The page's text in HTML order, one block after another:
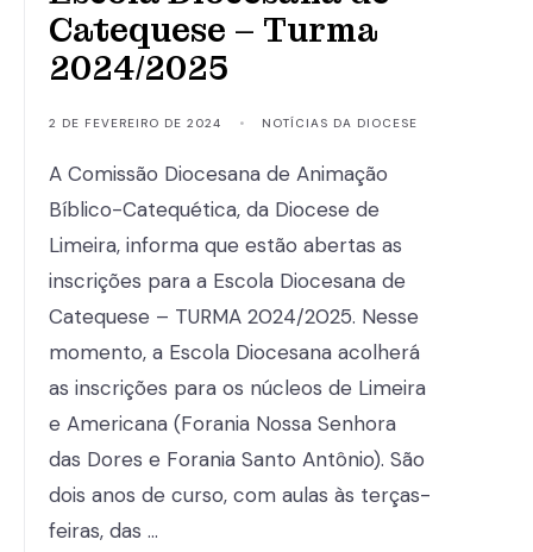
Catequese – Turma
2024/2025
2 DE FEVEREIRO DE 2024 • NOTÍCIAS DA DIOCESE
A Comissão Diocesana de Animação
Bíblico-Catequética, da Diocese de
Limeira, informa que estão abertas as
inscrições para a Escola Diocesana de
Catequese – TURMA 2024/2025. Nesse
momento, a Escola Diocesana acolherá
as inscrições para os núcleos de Limeira
e Americana (Forania Nossa Senhora
das Dores e Forania Santo Antônio). São
dois anos de curso, com aulas às terças-
feiras, das …